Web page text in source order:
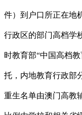
件）到户口所正在地
行政区的部门高档学
时教育部“中国高档
托，内地教育行政部
重生名单由澳门高教